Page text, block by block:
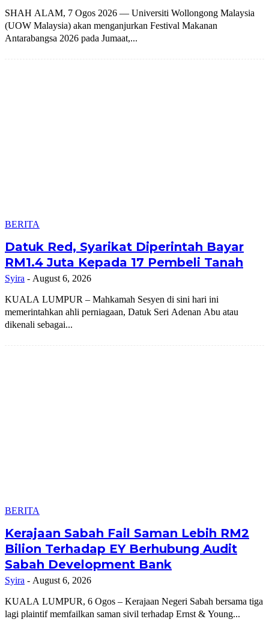
SHAH ALAM, 7 Ogos 2026 — Universiti Wollongong Malaysia
(UOW Malaysia) akan menganjurkan Festival Makanan
Antarabangsa 2026 pada Jumaat,...
BERITA
Datuk Red, Syarikat Diperintah Bayar
RM1.4 Juta Kepada 17 Pembeli Tanah
Syira - August 6, 2026
KUALA LUMPUR – Mahkamah Sesyen di sini hari ini
memerintahkan ahli perniagaan, Datuk Seri Adenan Abu atau
dikenali sebagai...
BERITA
Kerajaan Sabah Fail Saman Lebih RM2
Bilion Terhadap EY Berhubung Audit
Sabah Development Bank
Syira - August 6, 2026
KUALA LUMPUR, 6 Ogos – Kerajaan Negeri Sabah bersama tiga
lagi plaintif memfailkan saman sivil terhadap Ernst & Young...